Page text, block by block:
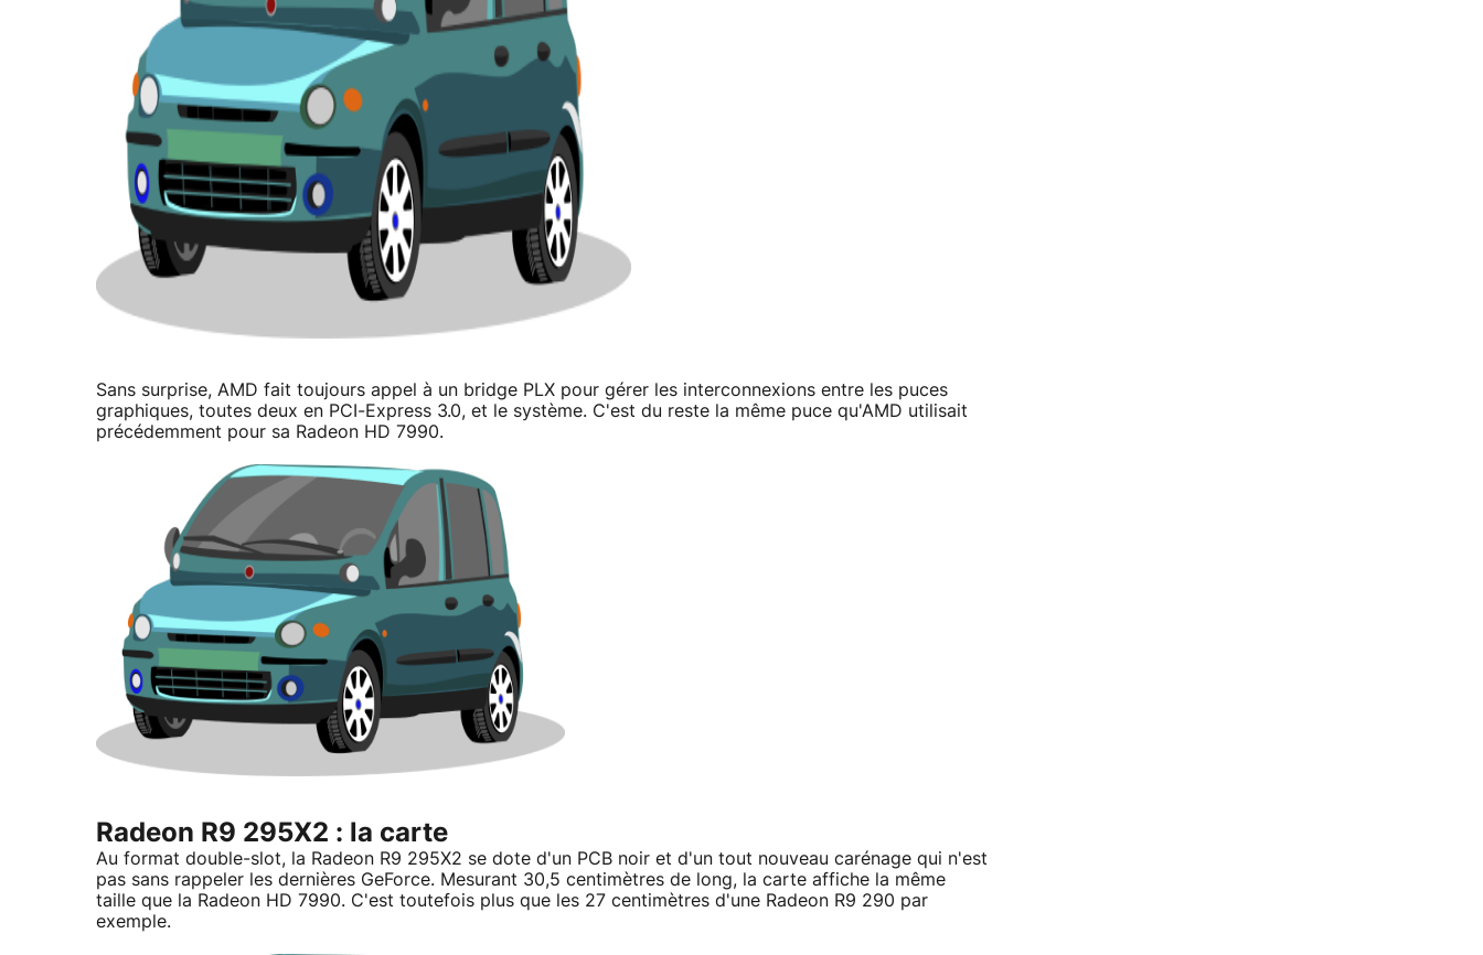
Sans surprise, AMD fait toujours appel à un bridge PLX pour gérer les interconnexions entre les puces
graphiques, toutes deux en PCI-Express 3.0, et le système. C'est du reste la même puce qu'AMD utilisait
précédemment pour sa Radeon HD 7990.
Radeon R9 295X2 : la carte
Au format double-slot, la Radeon R9 295X2 se dote d'un PCB noir et d'un tout nouveau carénage qui n'est
pas sans rappeler les dernières GeForce. Mesurant 30,5 centimètres de long, la carte affiche la même
taille que la Radeon HD 7990. C'est toutefois plus que les 27 centimètres d'une Radeon R9 290 par
exemple.